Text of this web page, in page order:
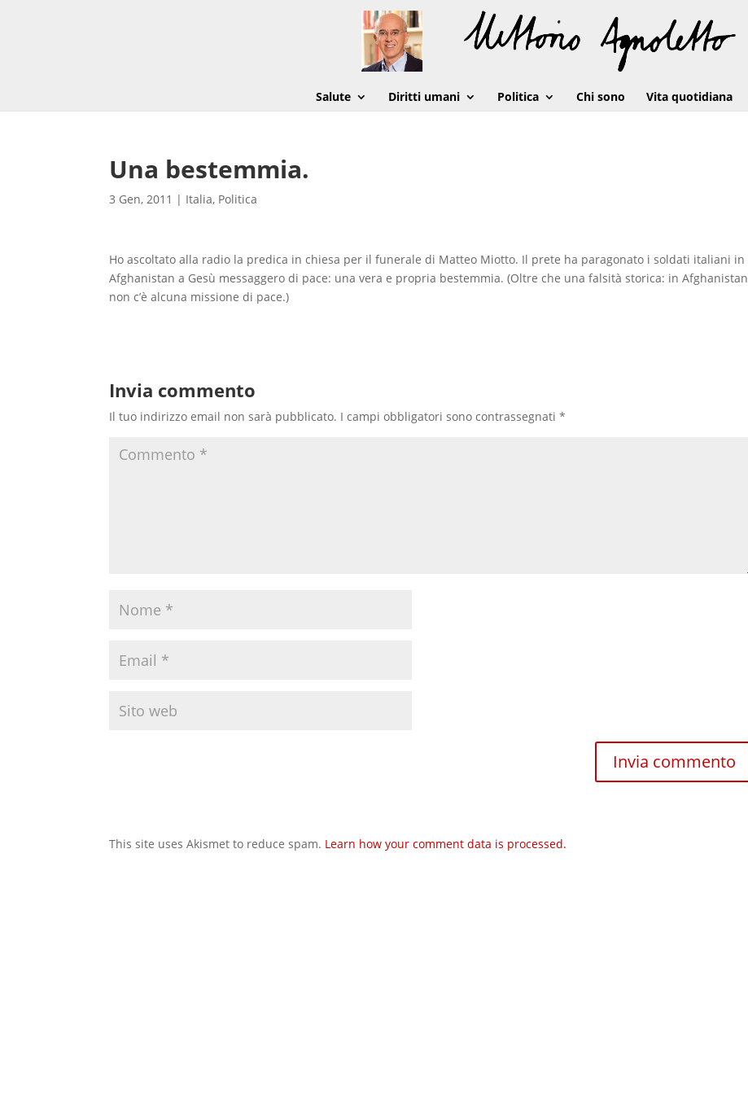
Salute Diritti umani Politica Chi sono Vita quotidiana
Una bestemmia.
3 Gen, 2011 | Italia, Politica
Ho ascoltato alla radio la predica in chiesa per il funerale di Matteo Miotto. Il prete ha paragonato i soldati italiani in
Afghanistan a Gesù messaggero di pace: una vera e propria bestemmia. (Oltre che una falsità storica: in Afghanistan
non c’è alcuna missione di pace.)
Invia commento
Il tuo indirizzo email non sarà pubblicato. I campi obbligatori sono contrassegnati*
This site uses Akismet to reduce spam. Learn how your comment data is processed.